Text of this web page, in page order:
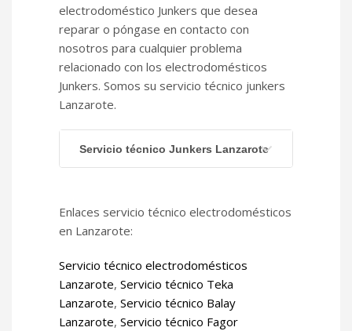
electrodoméstico Junkers que desea
reparar o póngase en contacto con
nosotros para cualquier problema
relacionado con los electrodomésticos
Junkers. Somos su servicio técnico junkers
Lanzarote.
Servicio técnico Junkers Lanzarote
Enlaces servicio técnico electrodomésticos
en Lanzarote:
Servicio técnico electrodomésticos
Lanzarote, Servicio técnico Teka
Lanzarote, Servicio técnico Balay
Lanzarote, Servicio técnico Fagor